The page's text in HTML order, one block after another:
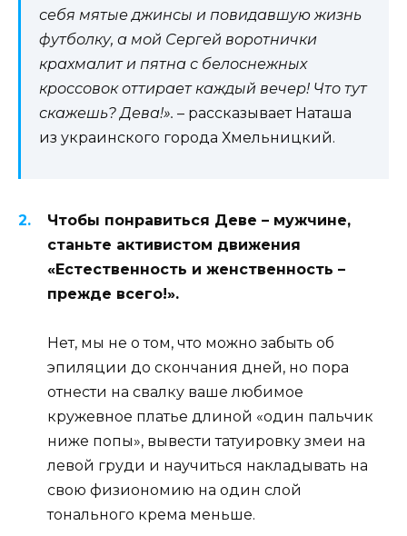
себя мятые джинсы и повидавшую жизнь
футболку, а мой Сергей воротнички
крахмалит и пятна с белоснежных
кроссовок оттирает каждый вечер! Что тут
скажешь? Дева!». – рассказывает Наташа
из украинского города Хмельницкий.
Чтобы понравиться Деве – мужчине,
станьте активистом движения
«Естественность и женственность –
прежде всего!».
Нет, мы не о том, что можно забыть об
эпиляции до скончания дней, но пора
отнести на свалку ваше любимое
кружевное платье длиной «один пальчик
ниже попы», вывести татуировку змеи на
левой груди и научиться накладывать на
свою физиономию на один слой
тонального крема меньше.